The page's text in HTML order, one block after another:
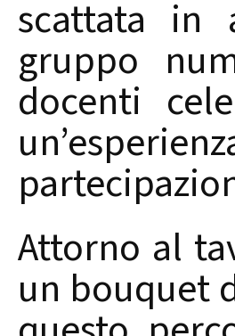
scattata in
gruppo
docenti
Attorno al
un bouquet